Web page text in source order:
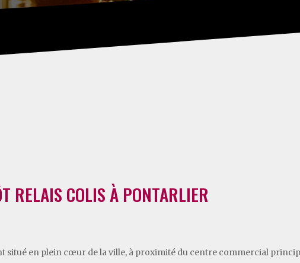
RELAIS COLIS À PONTARLIER
situé en plein cœur de la ville, à proximité du centre commercial